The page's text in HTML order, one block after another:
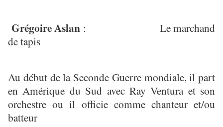
Grégoire Aslan : Le marchand
de tapis
Au début de la Seconde Guerre mondiale, il part
en Amérique du Sud avec Ray Ventura et son
orchestre ou il officie comme chanteur et/ou
batteur